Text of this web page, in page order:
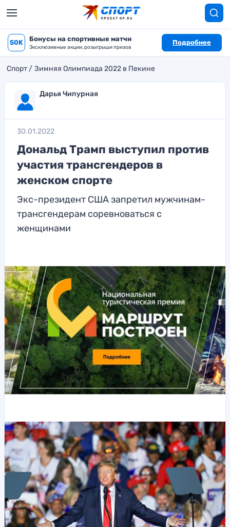
50K Бонусы на спортивные матчи
Эксклюзивные акции, розыгрыши призов
Подробнее
Спорт Зимняя Олимпиада 2022 в Пекине
Дарья Чипурная
30.01.2022
Дональд Трамп выступил против
участия трансгендеров в
женском спорте
Экс-президент США запретил мужчинам-
трансгендерам соревноваться с
женщинами